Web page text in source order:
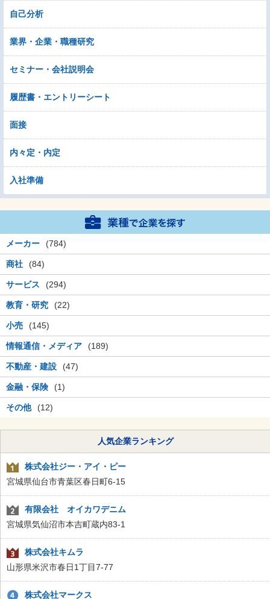
自己分析
業界・企業・職種研究
セミナー・会社説明会
履歴書・エントリーシート
面接
内々定・内定
入社準備
メーカー (784)
商社 (84)
サービス (294)
教育・研究 (22)
小売 (145)
情報通信・メディア (189)
不動産・建設 (47)
金融・保険 (1)
その他 (12)
人気企業ランキング
株式会社ジー・アイ・ピー
宮城県仙台市青葉区春日町6-15
有限会社 オイカワデニム
宮城県気仙沼市本吉町蔵内83-1
株式会社キムラ
山形県米沢市春日1丁目7-77
株式会社マークス